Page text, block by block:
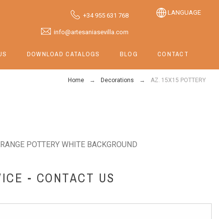
+34 955 631 768
info@artesaniasevilla.com
LANGUAGE
DOWNLOAD CATALOGS BLOG CONTACT
Home Decorations AZ. 15X15 POTTERY
POTTERY WHITE BACKGROUND
- CONTACT US